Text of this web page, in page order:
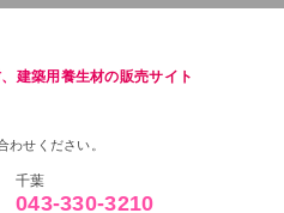
建築用養生材の販売サイト
わせください。
千葉
043-330-3210